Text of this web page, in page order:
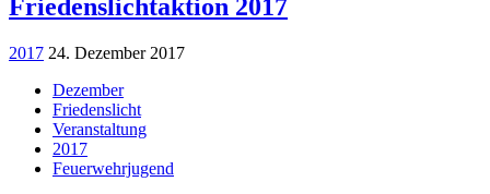
Friedenslichtaktion 2017
2017 24. Dezember 2017
Dezember
Friedenslicht
Veranstaltung
2017
Feuerwehrjugend